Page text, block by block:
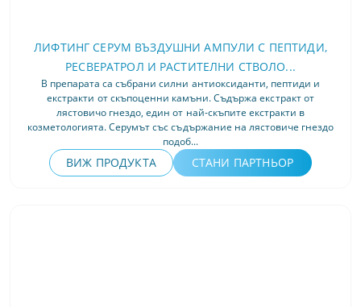
ЛИФТИНГ СЕРУМ ВЪЗДУШНИ АМПУЛИ С ПЕПТИДИ,
РЕСВЕРАТРОЛ И РАСТИТЕЛНИ СТВОЛО...
В препарата са събрани силни антиоксиданти, пептиди и
екстракти от скъпоценни камъни. Съдържа екстракт от
лястовичо гнездо, един от най-скъпите екстракти в
козметологията. Серумът със съдържание на лястовиче гнездо
подоб...
ВИЖ ПРОДУКТА СТАНИ ПАРТНЬОР